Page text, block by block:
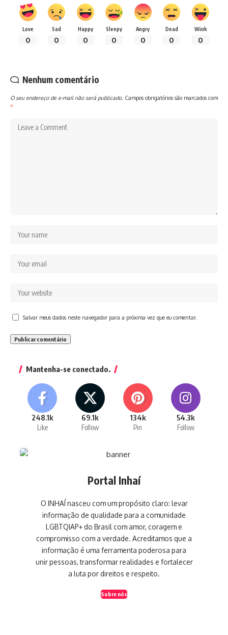
Love
0
Sad
0
Happy
0
Sleepy
0
Angry
0
Dead
0
Wink
0
Nenhum comentário
O seu endereço de e-mail não será publicado. Campos obrigatórios são marcados com
*
Salvar meus dados neste navegador para a próxima vez que eu comentar.
Mantenha-se conectado.
248.1k
Like
69.1k
Follow
134k
Pin
54.3k
Follow
Portal Inhaí
O INHAÍ nasceu com um propósito claro: levar
informação de qualidade para a comunidade
LGBTQIAP+ do Brasil com amor, coragem e
compromisso com a verdade. Acreditamos que a
informação é uma ferramenta poderosa para
unir pessoas, transformar realidades e fortalecer
a luta por direitos e respeito.
Sobre nós